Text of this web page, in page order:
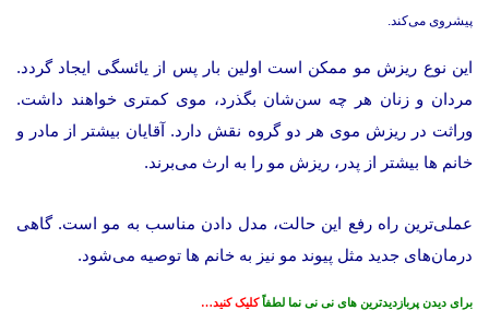
پیشروی می‌کند.
این نوع ریزش مو ممکن است اولین بار پس از یائسگی ایجاد گردد.
مردان و زنان هر چه سن‌شان بگذرد، موی کمتری خواهند داشت.
وراثت در ریزش موی هر دو گروه نقش دارد. آقایان بیشتر از مادر و
خانم ها بیشتر از پدر، ریزش مو را به ارث می‌برند.
عملی‌ترین راه رفع این حالت، مدل دادن مناسب به مو است. گاهی
درمان‌های جدید مثل پیوند مو نیز به خانم ها توصیه می‌شود.
برای دیدن پربازدیدترین های نی نی نما لطفاً کلیک کنید…